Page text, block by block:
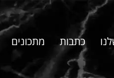
כתבות מתכונים